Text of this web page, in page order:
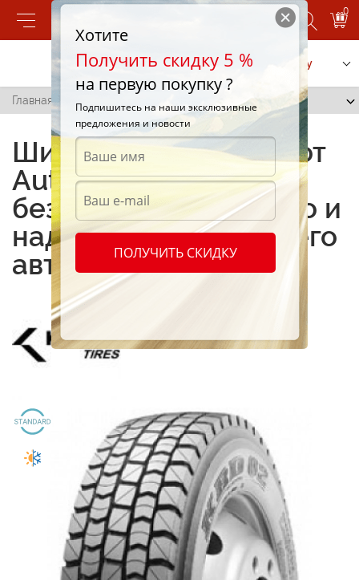
0
Позвонить Заказать услугу
Главная /
Шины Kumho KRD02 от
Autoshina —
безупречное качество и
надежность для вашего
автомобиля!
Хотите
Получить скидку 5 %
на первую покупку ?
Подпишитесь на наши эксклюзивные
предложения и новости
ПОЛУЧИТЬ СКИДКУ